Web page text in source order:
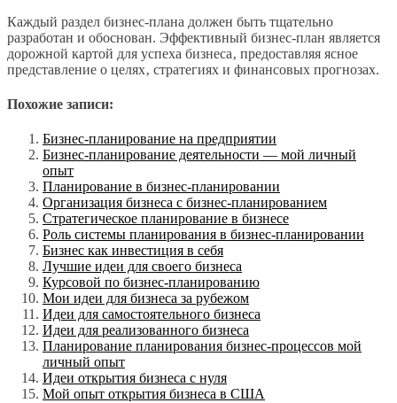
Каждый раздел бизнес-плана должен быть тщательно
разработан и обоснован. Эффективный бизнес-план является
дорожной картой для успеха бизнеса‚ предоставляя ясное
представление о целях‚ стратегиях и финансовых прогнозах.
Похожие записи:
Бизнес-планирование на предприятии
Бизнес-планирование деятельности — мой личный
опыт
Планирование в бизнес-планировании
Организация бизнеса с бизнес-планированием
Стратегическое планирование в бизнесе
Роль системы планирования в бизнес-планировании
Бизнес как инвестиция в себя
Лучшие идеи для своего бизнеса
Курсовой по бизнес-планированию
Мои идеи для бизнеса за рубежом
Идеи для самостоятельного бизнеса
Идеи для реализованного бизнеса
Планирование планирования бизнес-процессов мой
личный опыт
Идеи открытия бизнеса с нуля
Мой опыт открытия бизнеса в США